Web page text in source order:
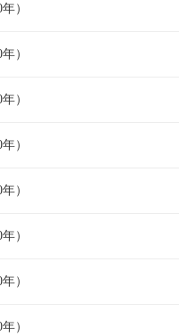
）
）
）
）
）
）
）
）